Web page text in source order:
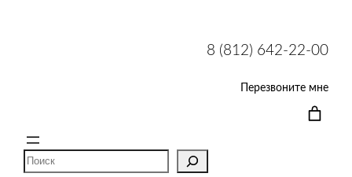
8 (812) 642-22-00
Перезвоните мне
Поиск